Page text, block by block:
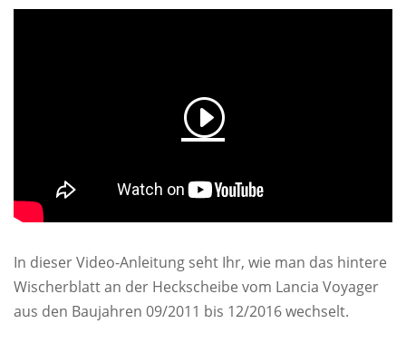
In dieser Video-Anleitung seht Ihr, wie man das hintere
Wischerblatt an der Heckscheibe vom Lancia Voyager
aus den Baujahren 09/2011 bis 12/2016 wechselt.